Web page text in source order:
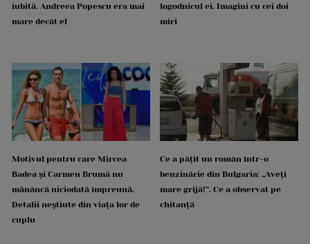
iubită. Andreea Popescu era mai
mare decât el
logodnicul ei. Imagini cu cei doi
miri
Motivul pentru care Mircea
Badea și Carmen Brumă nu
mănâncă niciodată împreună.
Detalii neștiute din viața lor de
cuplu
Ce a pățit un român într-o
benzinărie din Bulgaria: „Aveți
mare grijă!”. Ce a observat pe
chitanță